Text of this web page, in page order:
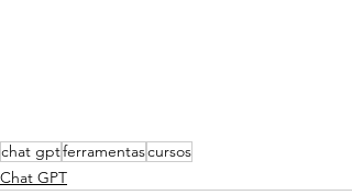
chat gptferramentascursos
Chat GPT